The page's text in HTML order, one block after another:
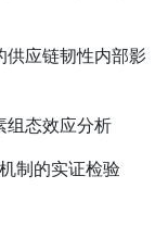
供应链韧性内部影
组态效应分析
制的实证检验